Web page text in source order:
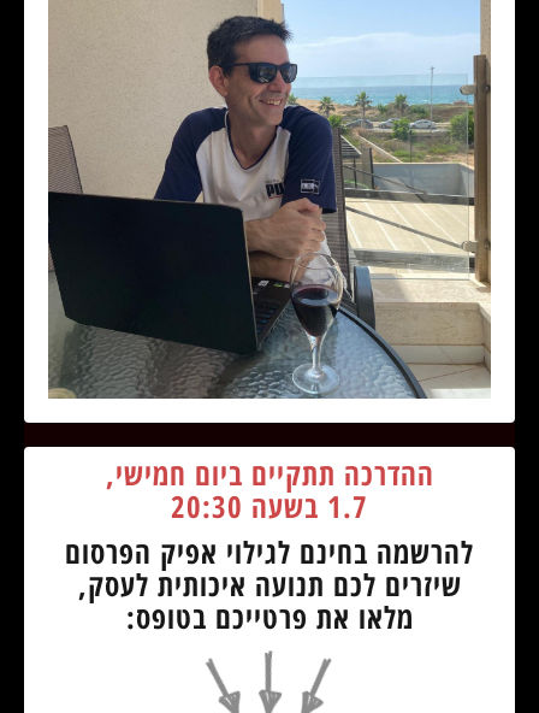
ההדרכה תתקיים ביום חמישי,
1.7 בשעה 20:30
להרשמה בחינם לגילוי אפיק הפרסום
שיזרים לכם תנועה איכותית לעסק,
מלאו את פרטייכם בטופס: